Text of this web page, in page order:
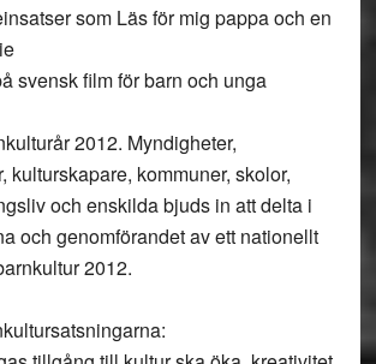
som Läs för mig pappa och en
svensk film för barn och unga
2012. Myndigheter,
kulturskapare, kommuner, skolor,
och enskilda bjuds in att delta i
och genomförandet av ett nationellt
2012.